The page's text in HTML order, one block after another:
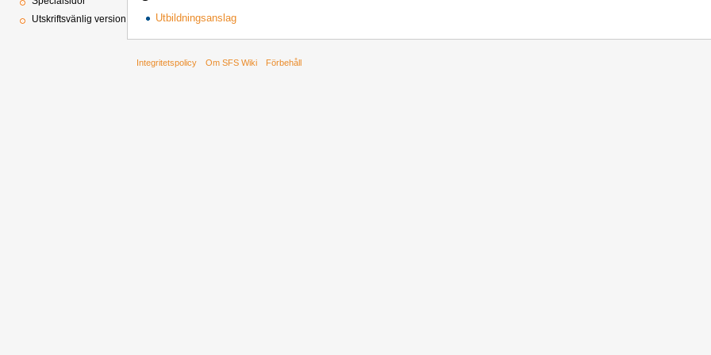
Utbildningsanslag
Utskriftsvänlig version
Integritetspolicy Om SFS Wiki Förbehåll